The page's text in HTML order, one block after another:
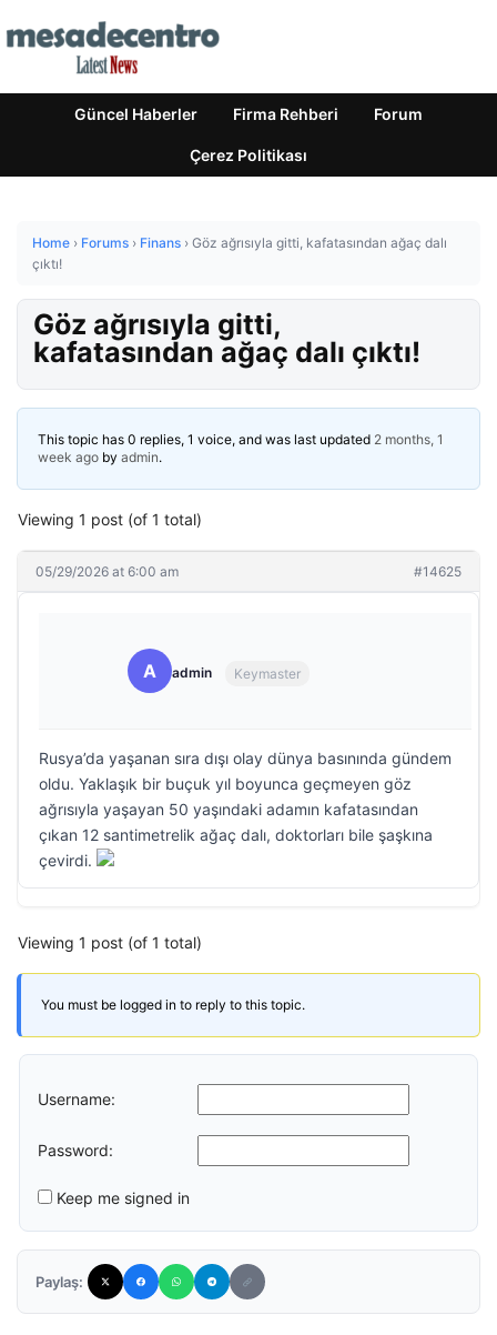
Güncel Haberler Firma Rehberi Forum
Çerez Politikası
Home › Forums › Finans › Göz ağrısıyla gitti, kafatasından ağaç dalı
çıktı!
Göz ağrısıyla gitti,
kafatasından ağaç dalı çıktı!
This topic has 0 replies, 1 voice, and was last updated 2 months, 1
week ago by admin.
Viewing 1 post (of 1 total)
05/29/2026 at 6:00 am #14625
A admin Keymaster
Rusya’da yaşanan sıra dışı olay dünya basınında gündem
oldu. Yaklaşık bir buçuk yıl boyunca geçmeyen göz
ağrısıyla yaşayan 50 yaşındaki adamın kafatasından
çıkan 12 santimetrelik ağaç dalı, doktorları bile şaşkına
çevirdi.
Viewing 1 post (of 1 total)
You must be logged in to reply to this topic.
Username:
Password:
Keep me signed in
Paylaş: